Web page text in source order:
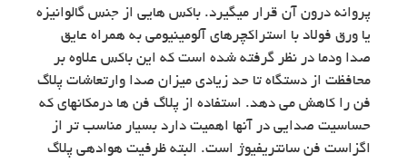
پروانه درون آن قرار میگیرد. باکس هایی از جنس گالوانیزه
یا ورق فولاد با استراکچرهای آلومینیومی به همراه عایق
صدا ودما در نظر گرفته شده است که این باکس علاوه بر
محافظت از دستگاه تا حد زیادی میزان صدا وارتعاشات پلاگ
فن را کاهش می دهد. استفاده از پلاگ فن ها درمکانهای که
حساسیت صدایی در آنها اهمیت دارد بسیار مناسب تر از
اگزاست فن سانتریفیوژ است. البته ظرفیت هوادهی پلاگ